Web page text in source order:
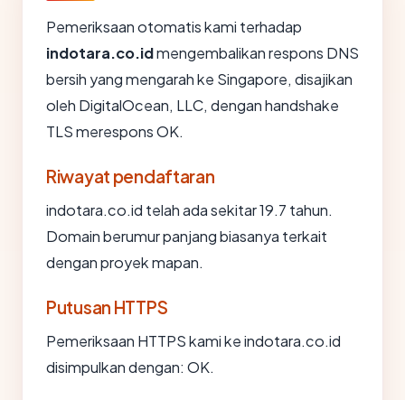
Pemeriksaan otomatis kami terhadap
indotara.co.idmengembalikan respons DNS
bersih yang mengarah ke Singapore, disajikan
oleh DigitalOcean, LLC, dengan handshake
TLS merespons OK.
Riwayat pendaftaran
indotara.co.id telah ada sekitar 19.7 tahun.
Domain berumur panjang biasanya terkait
dengan proyek mapan.
Putusan HTTPS
Pemeriksaan HTTPS kami ke indotara.co.id
disimpulkan dengan: OK.